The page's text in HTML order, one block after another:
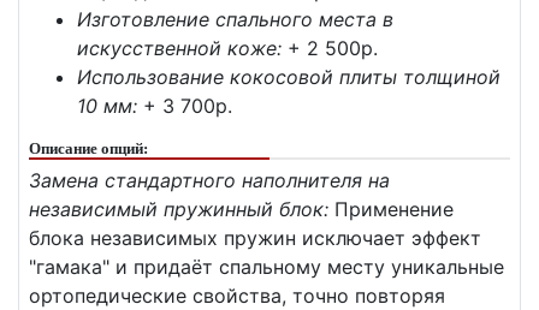
Изготовление спального места в
искусственной коже: + 2 500p.
Использование кокосовой плиты толщиной
10 мм: + 3 700p.
Описание опций:
Замена стандартного наполнителя на
независимый пружинный блок: Применение
блока независимых пружин исключает эффект
"гамака" и придаёт спальному месту уникальные
ортопедические свойства, точно повторяя